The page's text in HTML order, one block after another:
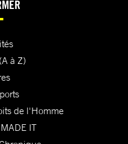
à Z)
de l'Homme
IT